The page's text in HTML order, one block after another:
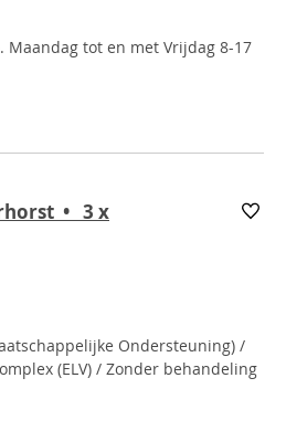
Maandag tot en met Vrijdag 8-17
• 3 x
Ondersteuning) /
(ELV) / Zonder behandeling